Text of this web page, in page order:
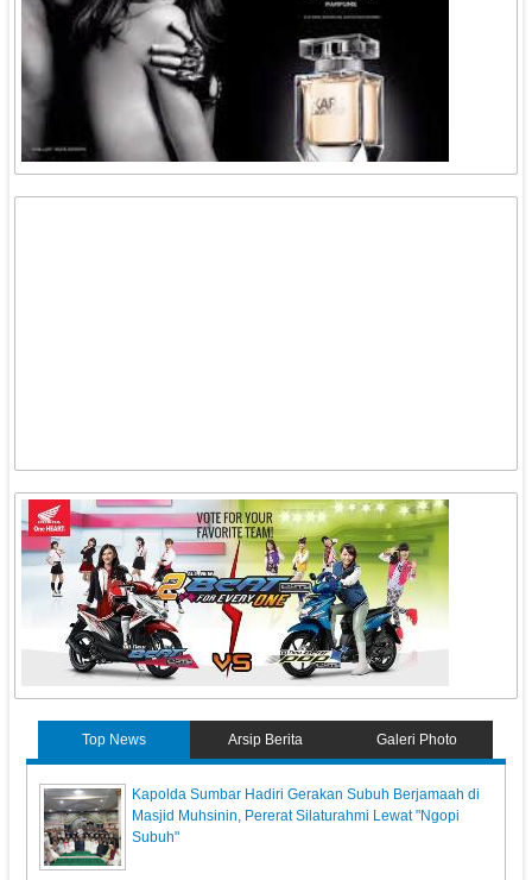
Top News Arsip Berita Galeri Photo
Kapolda Sumbar Hadiri Gerakan Subuh Berjamaah di
Masjid Muhsinin, Pererat Silaturahmi Lewat "Ngopi
Subuh"